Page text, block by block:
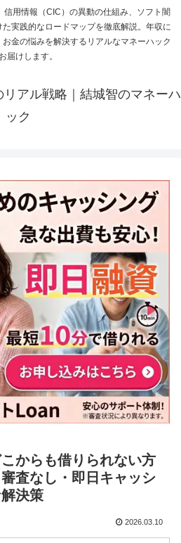
用情報（CIC）の異動の仕組み、ソフト闇
実践的なロードマップを徹底解説。年収に
金の悩みを解決するリアルなマネーハック
届けします。
アル戦略｜結城智のマネーハ
ック
からも借りられない方
査なし・即日キャッシ
決策
2026.03.10